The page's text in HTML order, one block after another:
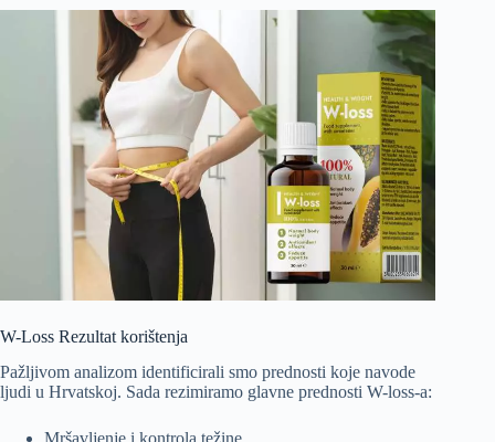
W-Loss Rezultat korištenja
Pažljivom analizom identificirali smo prednosti koje navode
ljudi u Hrvatskoj. Sada rezimiramo glavne prednosti W-loss-a: